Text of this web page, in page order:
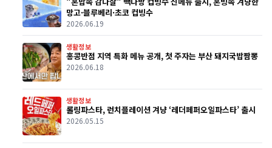
망고·블루베리·초코 컵빙수
2026.06.19
생활정보
홍콩반점 지역 특화 메뉴 공개, 첫 주자는 부산 돼지국밥짬뽕
2026.06.18
생활정보
롤링파스타, 런치플레이션 겨냥 ‘레더페퍼오일파스타’ 출시
2026.05.15